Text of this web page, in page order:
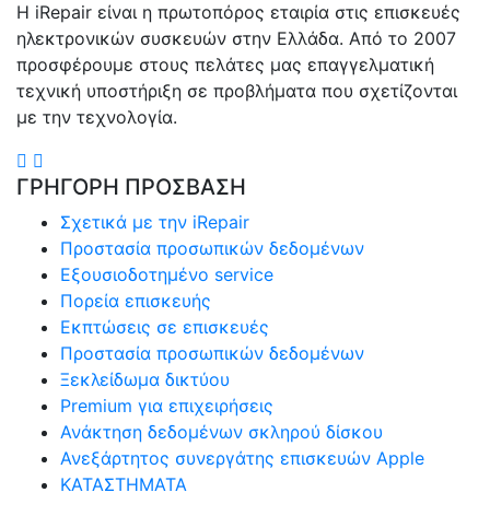
Η iRepair είναι η πρωτοπόρος εταιρία στις επισκευές
ηλεκτρονικών συσκευών στην Ελλάδα. Από το 2007
προσφέρουμε στους πελάτες μας επαγγελματική
τεχνική υποστήριξη σε προβλήματα που σχετίζονται
με την τεχνολογία.
ΓΡΗΓΟΡΗ ΠΡΟΣΒΑΣΗ
Σχετικά με την iRepair
Προστασία προσωπικών δεδομένων
Εξουσιοδοτημένο service
Πορεία επισκευής
Εκπτώσεις σε επισκευές
Προστασία προσωπικών δεδομένων
Ξεκλείδωμα δικτύου
Premium για επιχειρήσεις
Ανάκτηση δεδομένων σκληρού δίσκου
Ανεξάρτητος συνεργάτης επισκευών Apple
ΚΑΤΑΣΤΗΜΑΤΑ